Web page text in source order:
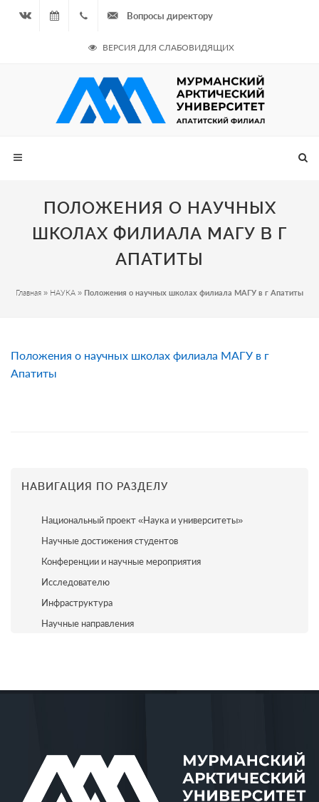
08.08.2026
- Чётная
неделя
964
687
Вопросы директору
ВЕРСИЯ ДЛЯ СЛАБОВИДЯЩИХ
ПОЛОЖЕНИЯ О НАУЧНЫХ
ШКОЛАХ ФИЛИАЛА МАГУ В Г
АПАТИТЫ
Главная » НАУКА » Положения о научных школах филиала МАГУ в г Апатиты
Положения о научных школах филиала МАГУ в г
Апатиты
НАВИГАЦИЯ ПО РАЗДЕЛУ
Национальный проект «Наука и университеты»
Научные достижения студентов
Конференции и научные мероприятия
Исследователю
Инфраструктура
Научные направления